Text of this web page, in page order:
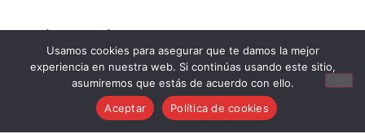
Aviso Legal
Condiciones generales de venta
Política de cookies
Política de privacidad
Usamos cookies para asegurar que te damos la mejor
experiencia en nuestra web. Si continúas usando este sitio,
asumiremos que estás de acuerdo con ello.
Aceptar
Política de cookies